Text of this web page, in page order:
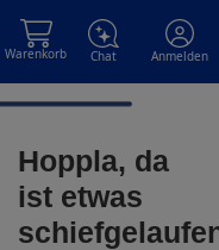
Warenkorb Chat Anmelden
Hoppla, da
ist etwas